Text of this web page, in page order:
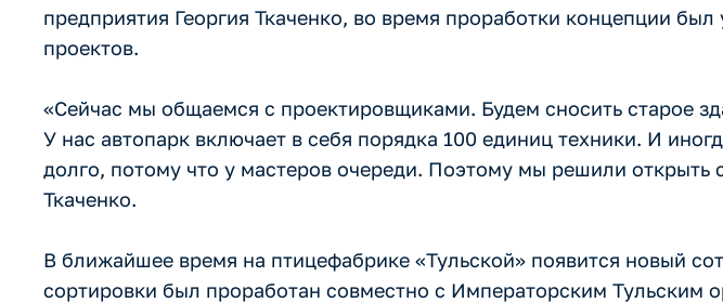
предприятия Георгия Ткаченко, во время проработки концепции
проектов.
«Сейчас мы общаемся с проектировщиками. Будем сносить старое
У нас автопарк включает в себя порядка 100 единиц техники. И
долго, потому что у мастеров очереди. Поэтому мы решили открыть
Ткаченко.
В ближайшее время на птицефабрике «Тульской» появится новый
сортировки был проработан совместно с Императорским Тульским